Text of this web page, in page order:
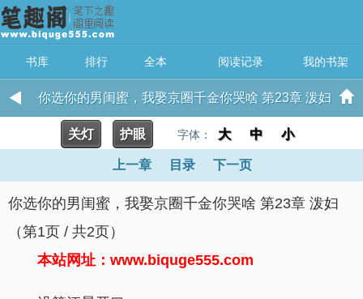
书库 排行 全本 阅读记录 我的书架
你选你的男闺蜜，我娶京圈千金你哭啥 第23章 泼妇
关灯 护眼 字体： 大 中 小
上一章 目录 下一页
你选你的男闺蜜，我娶京圈千金你哭啥 第23章 泼妇
（第1页 / 共2页）
本站网址：www.biquge555.com